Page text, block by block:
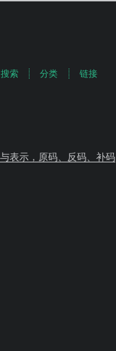
搜索 分类 链接
表示，原码、反码、补码